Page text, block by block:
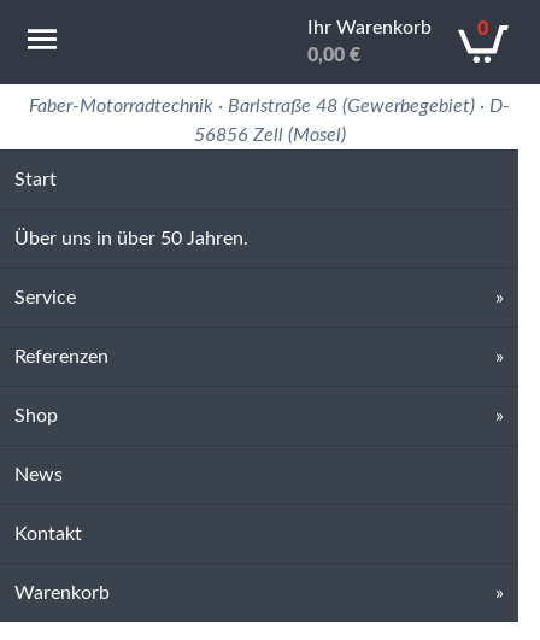
Motorradtechnik Erfahrung in 50 Jahren
Faber-Motorradtechnik · Barlstraße 48 (Gewerbegebiet) · D-
56856 Zell (Mosel)
Start
Über uns in über 50 Jahren.
Service
Referenzen
Shop
News
Kontakt
Warenkorb
Ihr Warenkorb
0,00 €
0